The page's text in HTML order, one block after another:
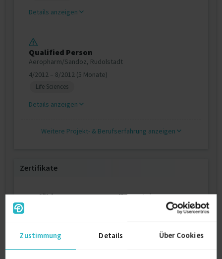
Zustimmung Details Über Cookies
Details anzeigen
Qualified Person
Aeropharm/Sandoz, Rudolstadt
4/2012 – 8/2012 (5 Monate)
Life Sciences
Details anzeigen
Weitere Projekt‐ & Berufserfahrung anzeigen
Zertifikate
Befähigung zum Herstellungsleiter